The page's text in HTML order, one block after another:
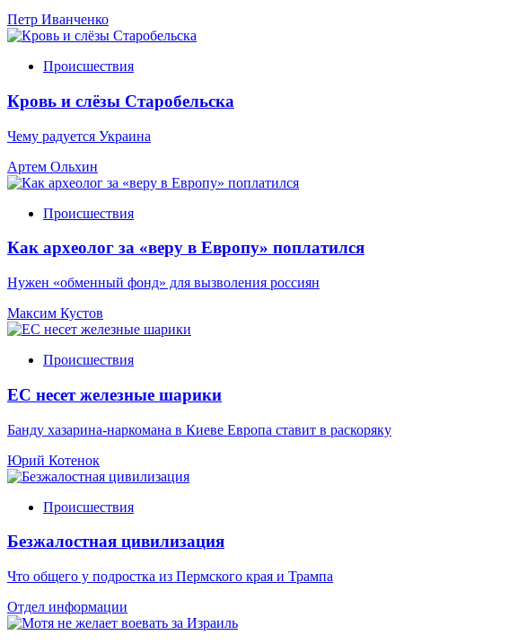
Петр Иванченко
Происшествия
Кровь и слёзы Старобельска
Чему радуется Украина
Артем Ольхин
Происшествия
Как археолог за «веру в Европу» поплатился
Нужен «обменный фонд» для вызволения россиян
Максим Кустов
Происшествия
ЕС несет железные шарики
Банду хазарина-наркомана в Киеве Европа ставит в раскоряку
Юрий Котенок
Происшествия
Безжалостная цивилизация
Что общего у подростка из Пермского края и Трампа
Отдел информации